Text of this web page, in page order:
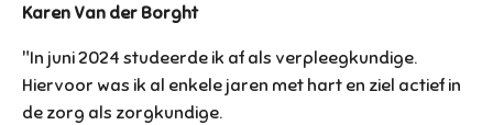
Karen Van der Borght
"In juni 2024 studeerde ik af als verpleegkundige.
Hiervoor was ik al enkele jaren met hart en ziel actief in
de zorg als zorgkundige.